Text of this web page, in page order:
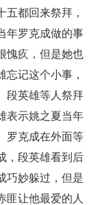
都回来祭拜，
年罗克成做的事
愧疚，但是她也
记这个小事，
段英雄等人祭拜
表示姚之夏当年
罗克成在外面等
，段英雄看到后
巧妙躲过，但是
匪让他最爱的人